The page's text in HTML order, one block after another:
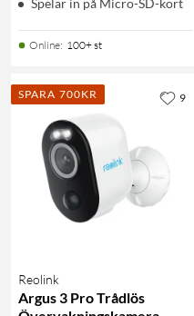
Online: 100+ st
SPARA 700KR
Reolink
Argus 3 Pro Trådlös
9